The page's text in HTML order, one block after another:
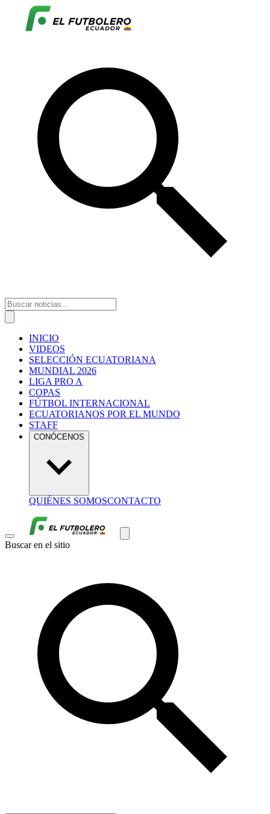
INICIO
VIDEOS
SELECCIÓN ECUATORIANA
MUNDIAL 2026
LIGA PRO A
COPAS
FÚTBOL INTERNACIONAL
ECUATORIANOS POR EL MUNDO
STAFF
CONÓCENOS
QUIÉNES SOMOSCONTACTO
Buscar en el sitio